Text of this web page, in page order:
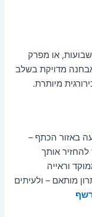
או מפרק
מדויקת בשלב
מיותרת.
באזור הכתף –
אותך
וראייה
מותאם – ולעיתים